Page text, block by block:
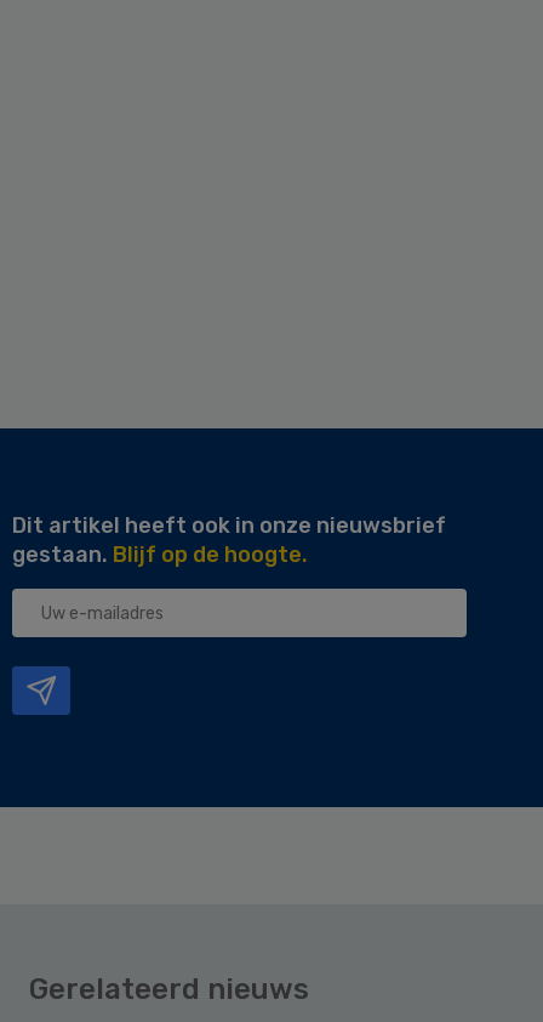
Dit artikel heeft ook in onze nieuwsbrief
gestaan. Blijf op de hoogte.
Uw
Gerelateerd nieuws